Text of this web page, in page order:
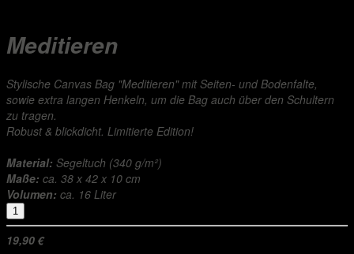
Meditieren
Stylische Canvas Bag "Meditieren" mit Seiten- und Bodenfalte,
sowie extra langen Henkeln, um die Bag auch über den Schultern
zu tragen.
Robust & blickdicht. Limitierte Edition!
Material: Segeltuch (340 g/m²)
Maße: ca. 38 x 42 x 10 cm
Volumen: ca. 16 Liter
19,90 €